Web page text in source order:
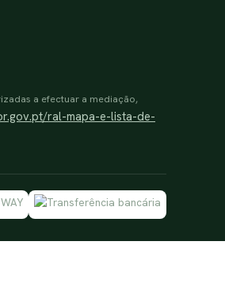
a efectuar a mediação,
ral-mapa-e-lista-de-